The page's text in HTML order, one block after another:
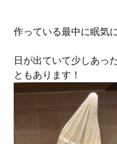
作っている最中に眠気
日が出ていて少しあっ
ともあります！